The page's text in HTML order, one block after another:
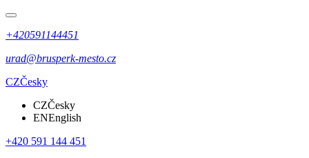
+420591144451
urad@brusperk-mesto.cz
CZČesky
CZČesky
ENEnglish
+420 591 144 451